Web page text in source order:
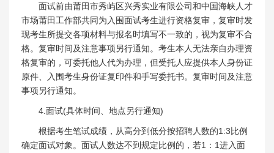
面试前由莆田市秀屿区兴秀实业有限公司和中国海峡人才
市场莆田工作部共同为入围面试考生进行资格复审，复审时发
现考生所提交各项材料与报名时填写不一致的，视为复审不合
格。复审时间及注意事项另行通知。考生本人无法亲自办理资
格复审的，可委托他人代为办理，但受托人应提供本人身份证
原件、入围考生身份证复印件和手写委托书。复审时间及注意
事项另行通知。
4.面试(具体时间、地点另行通知)
根据考生笔试成绩，从高分到低分按招聘人数的1:3比例
确定面试对象。面试人数达不到规定比例的，若1：1进入面